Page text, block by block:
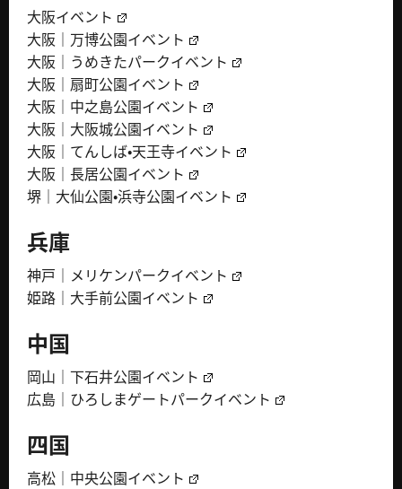
大阪イベント
大阪｜万博公園イベント
大阪｜うめきたパークイベント
大阪｜扇町公園イベント
大阪｜中之島公園イベント
大阪｜大阪城公園イベント
大阪｜てんしば・天王寺イベント
大阪｜長居公園イベント
堺｜大仙公園・浜寺公園イベント
兵庫
神戸｜メリケンパークイベント
姫路｜大手前公園イベント
中国
岡山｜下石井公園イベント
広島｜ひろしまゲートパークイベント
四国
高松｜中央公園イベント